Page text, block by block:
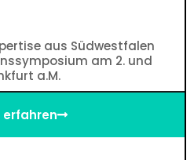
aus Südwestfalen
am 2. und
a.M.
erfahren